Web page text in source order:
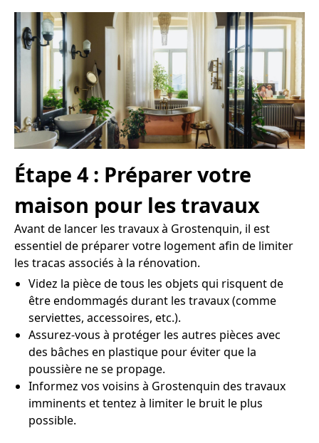
Étape 4 : Préparer votre
maison pour les travaux
Avant de lancer les travaux à Grostenquin, il est
essentiel de préparer votre logement afin de limiter
les tracas associés à la rénovation.
Videz la pièce de tous les objets qui risquent de
être endommagés durant les travaux (comme
serviettes, accessoires, etc.).
Assurez-vous à protéger les autres pièces avec
des bâches en plastique pour éviter que la
poussière ne se propage.
Informez vos voisins à Grostenquin des travaux
imminents et tentez à limiter le bruit le plus
possible.